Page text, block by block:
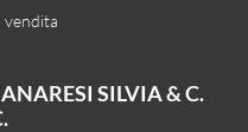
vendita
SILVIA & C.